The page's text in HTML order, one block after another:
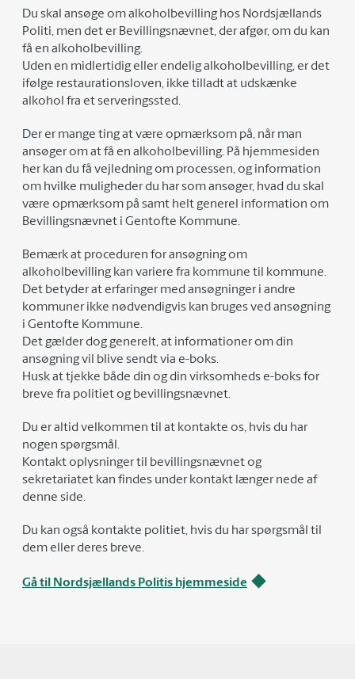
Du skal ansøge om alkoholbevilling hos Nordsjællands
Politi, men det er Bevillingsnævnet, der afgør, om du kan
få en alkoholbevilling.
Uden en midlertidig eller endelig alkoholbevilling, er det
ifølge restaurationsloven, ikke tilladt at udskænke
alkohol fra et serveringssted.
Der er mange ting at være opmærksom på, når man
ansøger om at få en alkoholbevilling. På hjemmesiden
her kan du få vejledning om processen, og information
om hvilke muligheder du har som ansøger, hvad du skal
være opmærksom på samt helt generel information om
Bevillingsnævnet i Gentofte Kommune.
Bemærk at proceduren for ansøgning om
alkoholbevilling kan variere fra kommune til kommune.
Det betyder at erfaringer med ansøgninger i andre
kommuner ikke nødvendigvis kan bruges ved ansøgning
i Gentofte Kommune.
Det gælder dog generelt, at informationer om din
ansøgning vil blive sendt via e-boks.
Husk at tjekke både din og din virksomheds e-boks for
breve fra politiet og bevillingsnævnet.
Du er altid velkommen til at kontakte os, hvis du har
nogen spørgsmål.
Kontakt oplysninger til bevillingsnævnet og
sekretariatet kan findes under kontakt længer nede af
denne side.
Du kan også kontakte politiet, hvis du har spørgsmål til
dem eller deres breve.
Gå til Nordsjællands Politis hjemmeside